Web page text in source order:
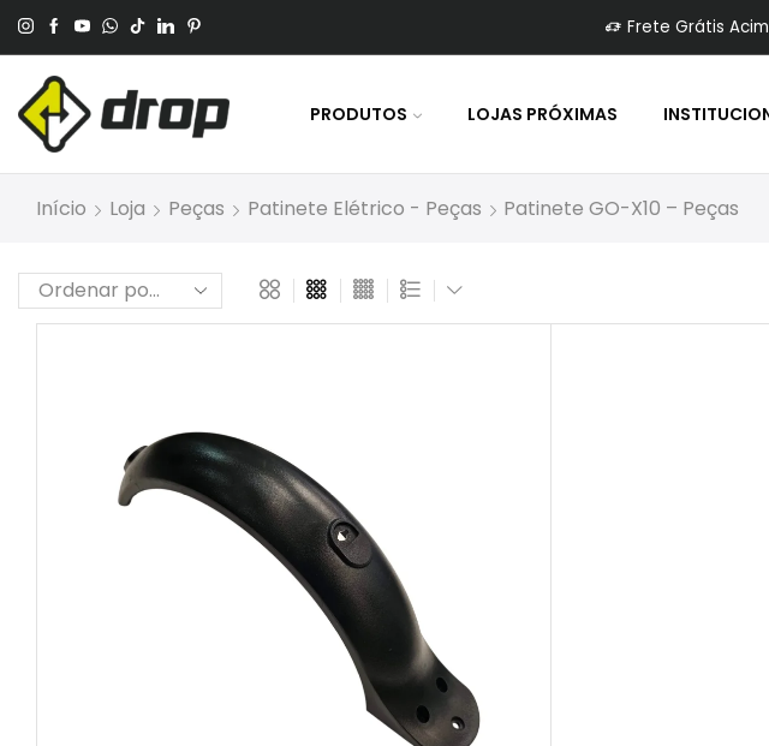
No Pagamento Por PIX Ou Boleto. Frete Grátis
PRODUTOS LOJAS PRÓXIMAS
Início Loja Peças Patinete Elétrico - Peças Patinete GO-X10 – Peças